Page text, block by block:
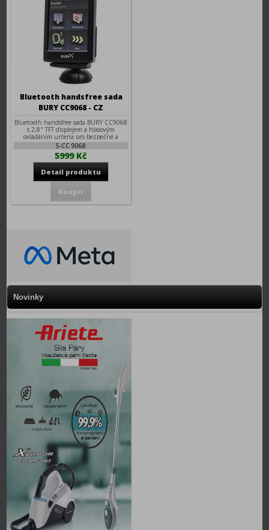
Bluetooth handsfree sada
BURY CC9068 - CZ
Bluetooth handsfree sada BURY CC9068
s 2,8" TFT displejem a hlasovým
ovládáním určena pro bezpečné a
komfortní telefonování během řízení.
Zařízení se připojuje k existujícím
reproduktorem audiosoustavy vozidla.
5-CC 9068
5999 Kč
Novinky